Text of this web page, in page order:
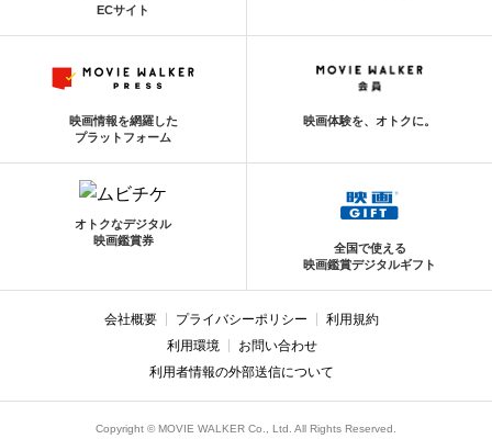
ECサイト
映画情報を網羅した
プラットフォーム
映画体験を、オトクに。
オトクなデジタル
映画鑑賞券
全国で使える
映画鑑賞デジタルギフト
会社概要 プライバシーポリシー
利用規約
利用環境
お問い合わせ
利用者情報の外部送信について
Copyright © MOVIE WALKER Co., Ltd. All Rights Reserved.